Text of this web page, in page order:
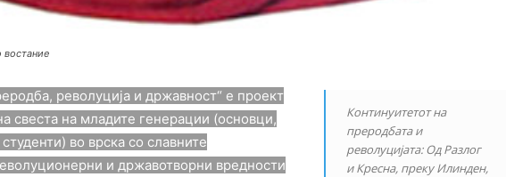
востание
Континуитетот на
преродбата и
револуцијата: Од Разлог
и Кресна, преку Илинден,
револуција и државност“ е проект
свеста на младите генерации (основци,
во врска со славните
и државотворни вредности